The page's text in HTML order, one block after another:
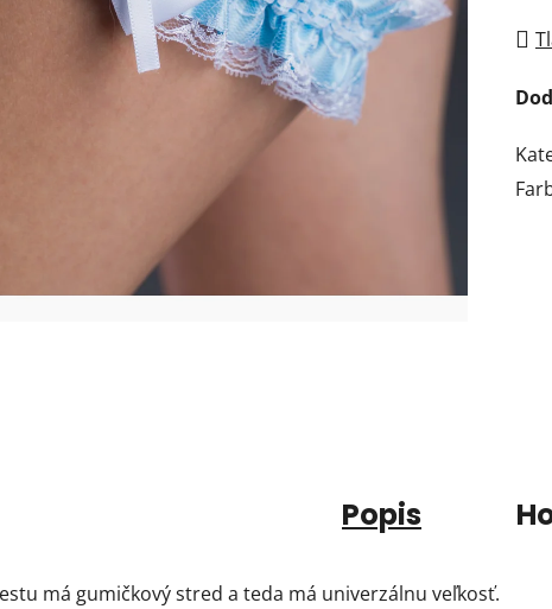
Popis
má gumičkový stred a teda má univerzálnu veľkosť.